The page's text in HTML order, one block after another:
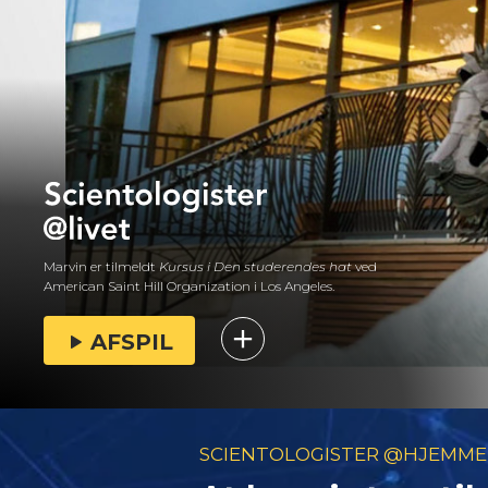
Marvin er tilmeldt Kursus i Den studerendes hatved
American Saint Hill Organization i Los Angeles.
AFSPIL
SCIENTOLOGISTER @HJEMME